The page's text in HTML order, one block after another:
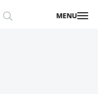
MENU